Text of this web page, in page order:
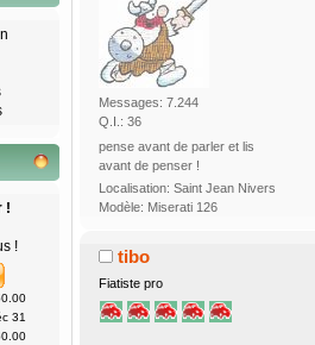
!
!
31
Messages: 7.244
Q.I.: 36
pense avant de parler et lis
avant de penser !
Localisation: Saint Jean Nivers
Modèle: Miserati 126
tibo
Fiatiste pro